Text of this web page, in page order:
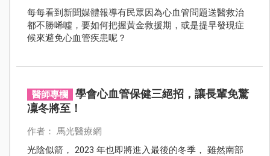
每每看到新聞媒體報導有民眾因為心血管問題送醫救治
都不勝唏噓，要如何把握黃金救援期，或是提早發現症
候來避免心血管疾患呢？
醫師專欄
學會心血管保健三絕招，讓長輩免驚
凜冬將至！
作者： 馬光醫療網
光陰似箭， 2023 年也即將進入最後的冬季， 雖然南部